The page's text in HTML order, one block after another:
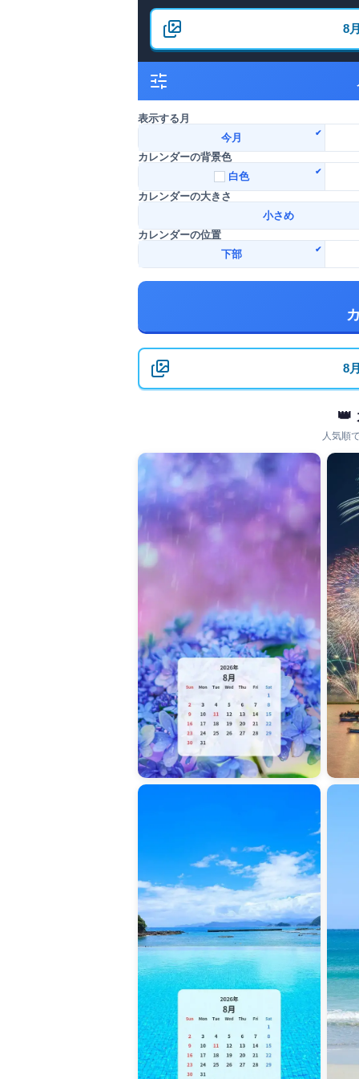
8
表示する月
今月
カレンダーの背景色
白色
カレンダーの大きさ
小さめ
カレンダーの位置
下部
8
👑
人気順